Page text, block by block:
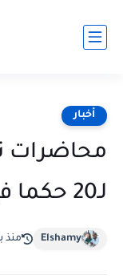
أخبار
محاضرات
لـ20 حكما فى لمعسكر
Elshamy منذ